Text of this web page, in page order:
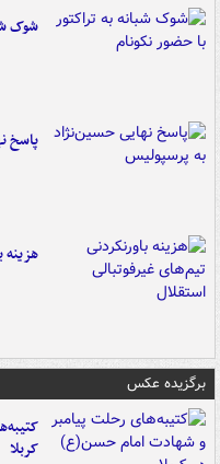
شوک
پاسخ
هزینه
برگزیده عکس
کربلا